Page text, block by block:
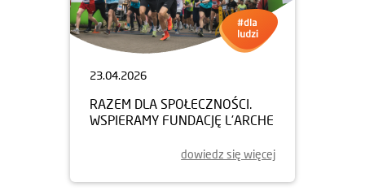
23.04.2026
RAZEM DLA SPOŁECZNOŚCI.
WSPIERAMY FUNDACJĘ L’ARCHE
dowiedz się więcej